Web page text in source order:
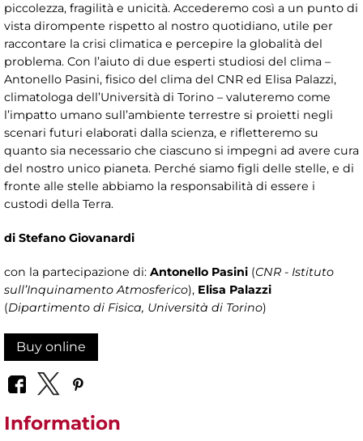
piccolezza, fragilità e unicità. Accederemo così a un punto di
vista dirompente rispetto al nostro quotidiano, utile per
raccontare la crisi climatica e percepire la globalità del
problema. Con l’aiuto di due esperti studiosi del clima –
Antonello Pasini, fisico del clima del CNR ed Elisa Palazzi,
climatologa dell’Università di Torino – valuteremo come
l’impatto umano sull’ambiente terrestre si proietti negli
scenari futuri elaborati dalla scienza, e rifletteremo su
quanto sia necessario che ciascuno si impegni ad avere cura
del nostro unico pianeta. Perché siamo figli delle stelle, e di
fronte alle stelle abbiamo la responsabilità di essere i
custodi della Terra.
di Stefano Giovanardi
con la partecipazione di: Antonello Pasini (CNR - Istituto
sull’Inquinamento Atmosferico), Elisa Palazzi
(Dipartimento di Fisica, Università di Torino)
Buy online
Information